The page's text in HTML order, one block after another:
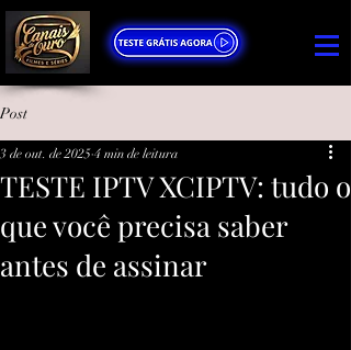
Post
TESTE IPTV XCIPTV: tudo o
que você precisa saber
antes de assinar
3 de out. de 2025 4 min de leitura